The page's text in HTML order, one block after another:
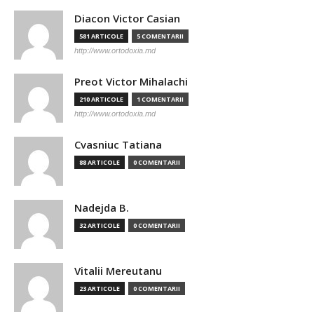
Diacon Victor Casian
581 ARTICOLE 5 COMENTARII
http://www.ortodoxia.md
Preot Victor Mihalachi
210 ARTICOLE 1 COMENTARII
http://www.ortodoxia.md
Cvasniuc Tatiana
88 ARTICOLE 0 COMENTARII
Nadejda B.
32 ARTICOLE 0 COMENTARII
Vitalii Mereutanu
23 ARTICOLE 0 COMENTARII